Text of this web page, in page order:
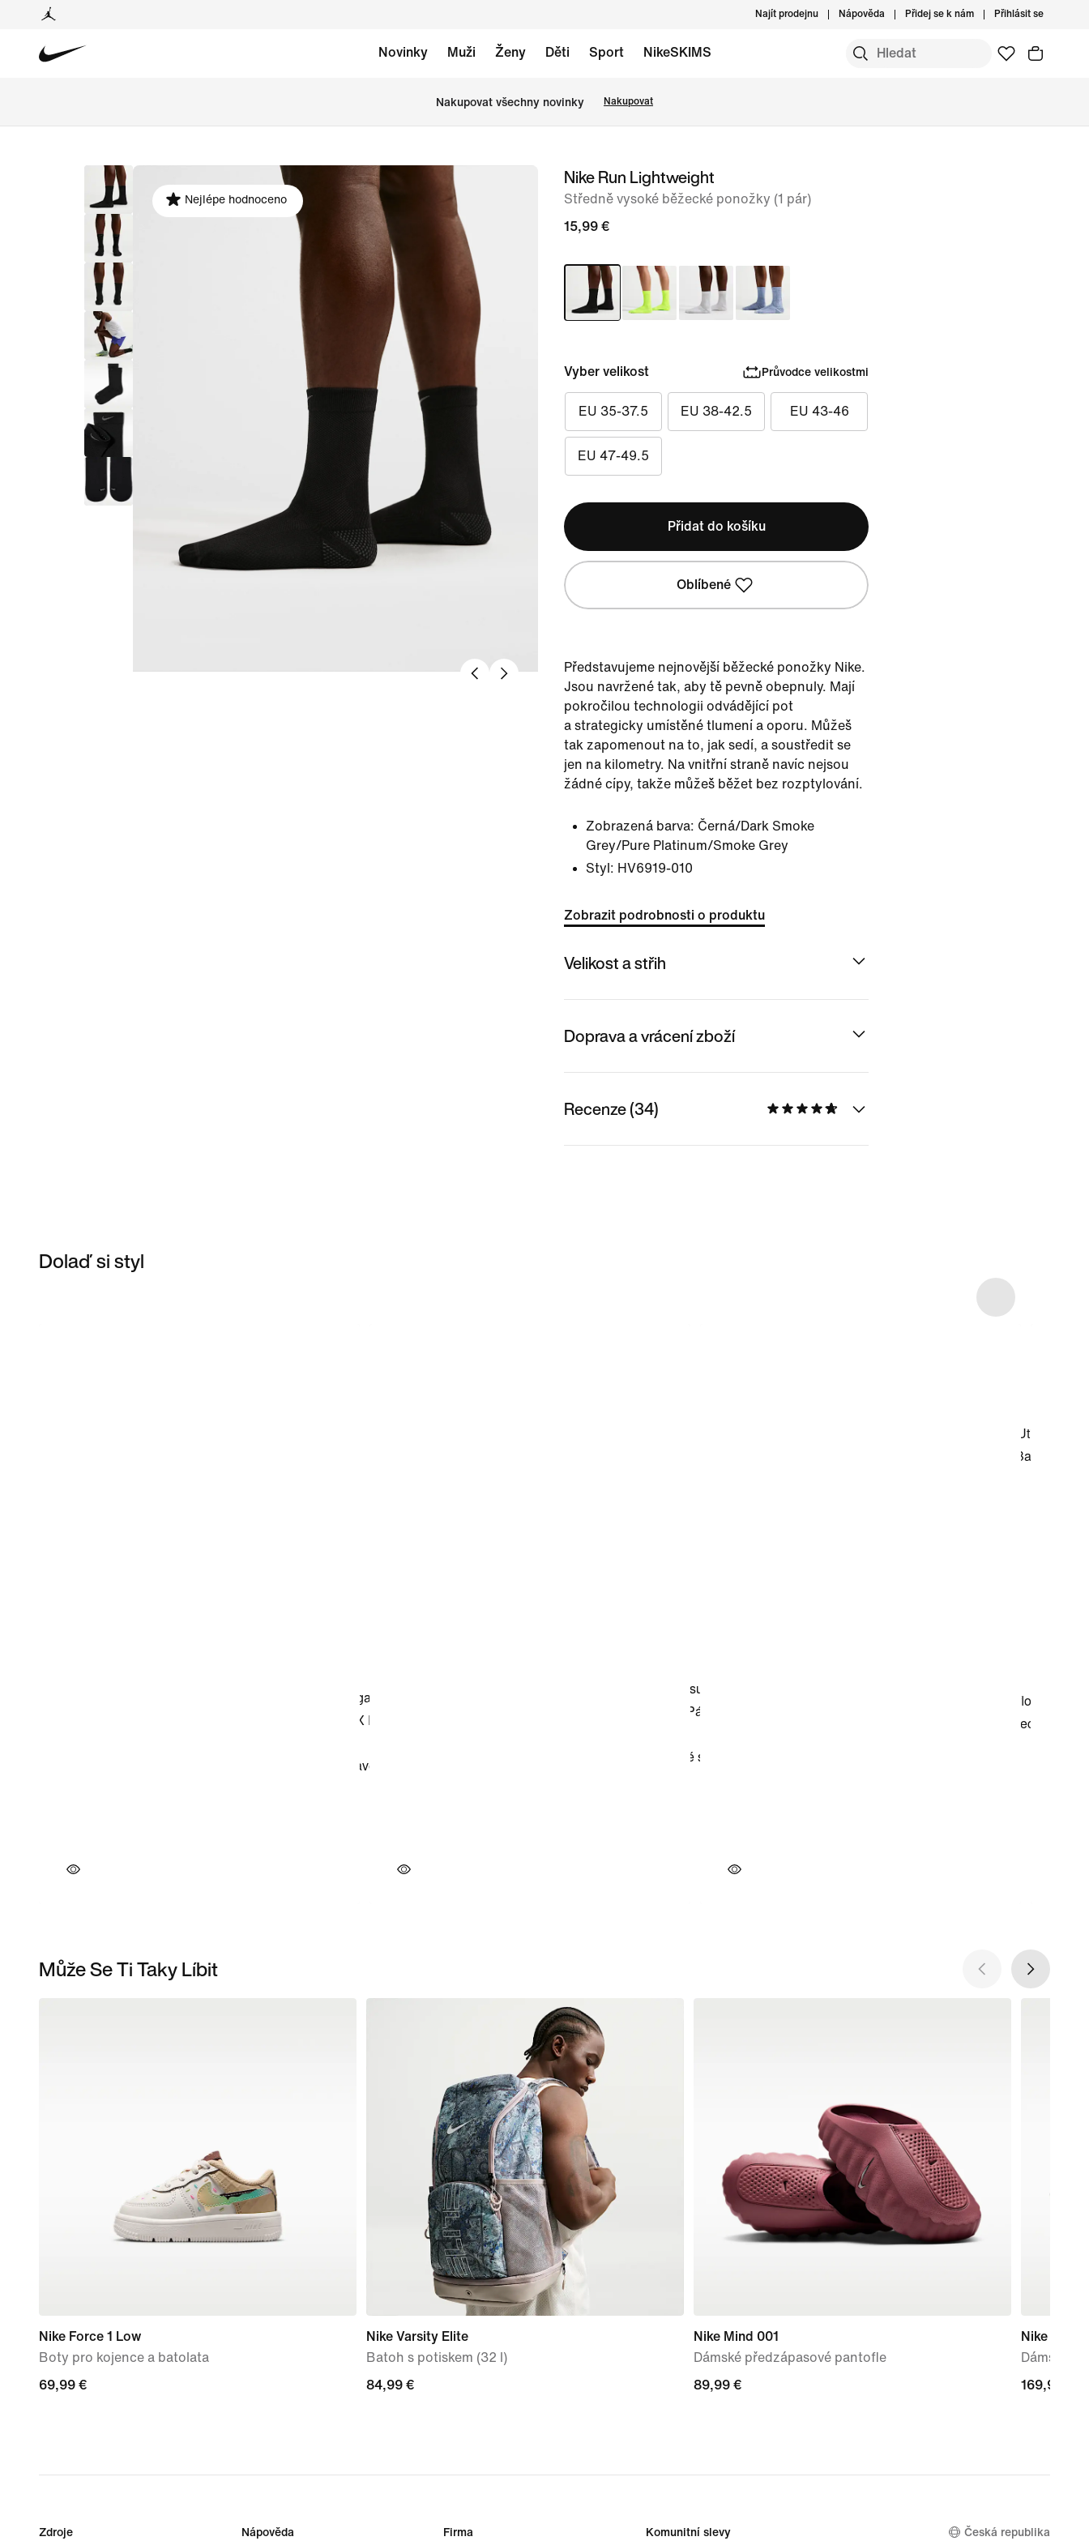
Najít prodejnu Nápověda Přidej se k nám Přihlásit se
Novinky Muži Ženy Děti Sport NikeSKIMS
Nakupovat všechny novinky Nakupovat
obrázek
Nejlépe hodnoceno
Nike Run Lightweight
Středně vysoké běžecké ponožky (1 pár)
15,99 €
Vyber velikost Průvodce velikostmi
EU 35-37.5 EU 38-42.5 EU 43-46
EU 47-49.5
Přidat do košíku
Oblíbené
Představujeme nejnovější běžecké ponožky Nike.
Jsou navržené tak, aby tě pevně obepnuly. Mají
pokročilou technologii odvádějící pot
a strategicky umístěné tlumení a oporu. Můžeš
tak zapomenout na to, jak sedí, a soustředit se
jen na kilometry. Na vnitřní straně navíc nejsou
žádné cípy, takže můžeš běžet bez rozptylování.
Zobrazená barva: Černá/Dark Smoke
Grey/Pure Platinum/Smoke Grey
Styl: HV6919-010
Zobrazit podrobnosti o produktu
Velikost a střih
Doprava a vrácení zboží
Recenze (34)
Dolaď si styl
Může Se Ti Taky Líbit
Nike Force 1 Low
Boty pro kojence a batolata
69,99 €
69,99 €
Nike Varsity Elite
Batoh s potiskem (32 l)
84,99 €
84,99 €
Nike Mind 001
Dámské předzápasové pantofle
89,99 €
89,99 €
Nike
Dámské
169,99 €
169,99 €
Zdroje Nápověda Firma Komunitní slevy Česká republika